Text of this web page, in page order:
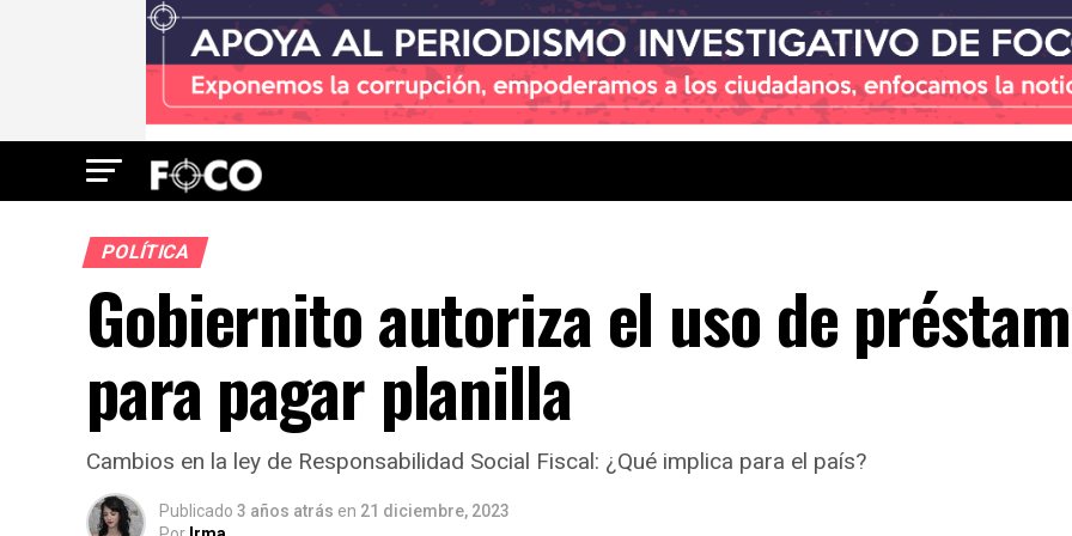
POLÍTICA
Gobiernito autoriza el uso de
para pagar planilla
Cambios en la ley de Responsabilidad Social Fiscal: ¿Qué implica para el país?
Publicado 3 años atrás en 21 diciembre, 2023